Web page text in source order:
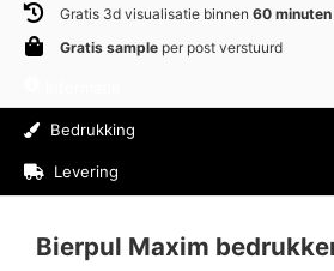
Gratis 3d visualisatie binnen 60 minuten
Gratis sample per post verstuurd
Bedrukking
Levering
Bierpul Maxim